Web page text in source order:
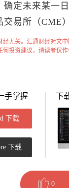
定未来某一
易所（CME
经无关。汇通财经对文
投资建议，请读者仅
手掌握
下载
下载
下
0